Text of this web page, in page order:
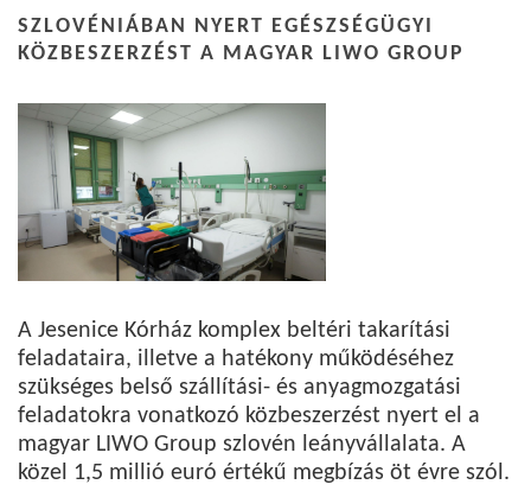
SZLOVÉNIÁBAN NYERT EGÉSZSÉGÜGYI
KÖZBESZERZÉST A MAGYAR LIWO GROUP
A Jesenice Kórház komplex beltéri takarítási
feladataira, illetve a hatékony működéséhez
szükséges belső szállítási- és anyagmozgatási
feladatokra vonatkozó közbeszerzést nyert el a
magyar LIWO Group szlovén leányvállalata. A
közel 1,5 millió euró értékű megbízás öt évre szól.